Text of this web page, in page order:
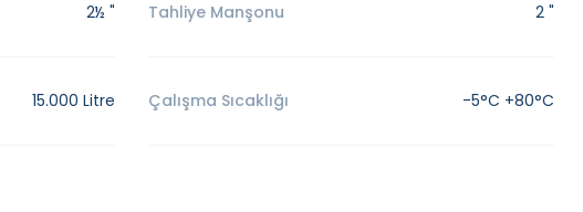
2½ " Tahliye Manşonu 2 "
15.000 Litre Çalışma Sıcaklığı -5°C +80°C